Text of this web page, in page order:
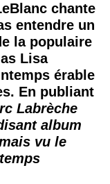
chante
entendre un
la populaire
Lisa
érable
En publiant
Labrèche
album
vu le